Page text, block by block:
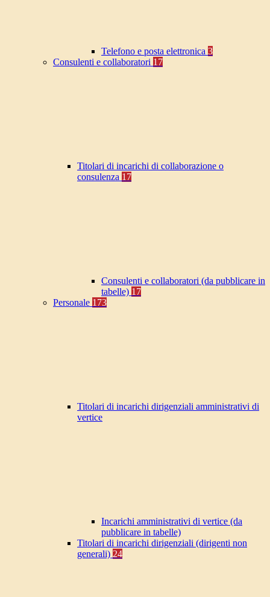
Telefono e posta elettronica 3
Consulenti e collaboratori 17
Titolari di incarichi di collaborazione o
consulenza 17
Consulenti e collaboratori (da pubblicare in
tabelle) 17
Personale 173
Titolari di incarichi dirigenziali amministrativi di
vertice
Incarichi amministrativi di vertice (da
pubblicare in tabelle)
Titolari di incarichi dirigenziali (dirigenti non
generali) 24